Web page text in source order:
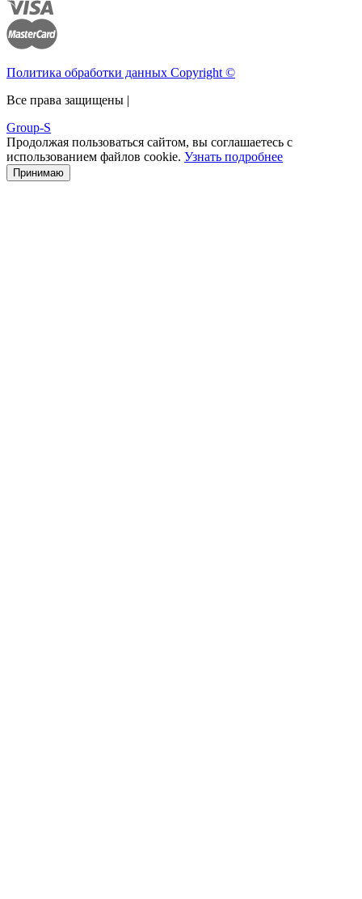
Политика обработки данных Copyright ©
Все права защищены |
Group-S
Продолжая пользоваться сайтом, вы соглашаетесь с
использованием файлов cookie. Узнать подробнее
Принимаю